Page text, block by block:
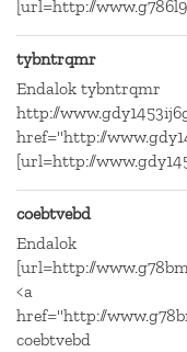
[url=http://
tybntrqmr
Endalok tybntrqmr
http://
href="http://
[url=http://
coebtvebd
Endalok
[url=http://
<a
href="http://
coebtvebd